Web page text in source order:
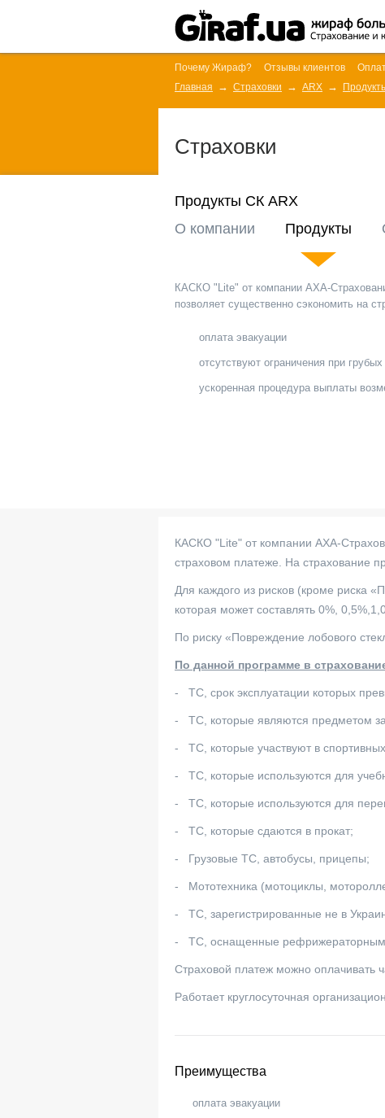
Почему Жираф? Отзывы клиентов
Главная
Страховки ARX
Страховки
Продукты СК ARX
О компании
Продукты
КАСКО "Lite" от компании АХА-
позволяет существенно сэкономить на
оплата эвакуации
отсутствуют ограничения при
ускоренная процедура выплаты
КАСКО "Lite" от компании АХА-
страховом платеже. На страхование
Для каждого из рисков (кроме риска
которая может составлять 0%,
По риску «Повреждение лобового
По данной программе в
- ТС, срок эксплуатации которых
- ТС, которые являются предметом
- ТС, которые участвуют в
- ТС, которые используются для
- ТС, которые используются для
- ТС, которые сдаются в прокат;
- Грузовые ТС, автобусы, прицепы;
- Мототехника (мотоциклы,
- ТС, зарегистрированные не в
- ТС, оснащенные рефрижераторным
Страховой платеж можно оплачивать
Работает круглосуточная
Преимущества
оплата эвакуации